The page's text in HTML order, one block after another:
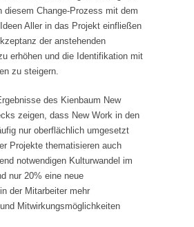
diesem Change-Prozess mit dem
Aller in das Projekt einfließen
der anstehenden
erhöhen und die Identifikation mit
zu steigern.
des Kienbaum New
zeigen, dass New Work in den
nur oberflächlich umgesetzt
Projekte thematisieren auch
notwendigen Kulturwandel im
nur 20% eine neue
der Mitarbeiter mehr
Mitwirkungsmöglichkeiten